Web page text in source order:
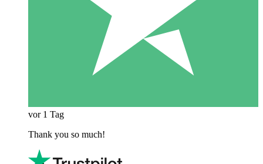
vor 1 Tag
Thank you so much!